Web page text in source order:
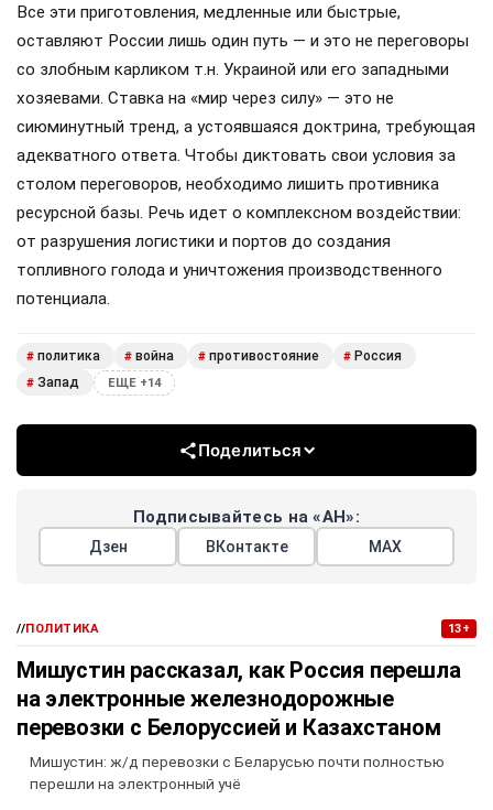
Все эти приготовления, медленные или быстрые,
оставляют России лишь один путь — и это не переговоры
со злобным карликом т.н. Украиной или его западными
хозяевами. Ставка на «мир через силу» — это не
сиюминутный тренд, а устоявшаяся доктрина, требующая
адекватного ответа. Чтобы диктовать свои условия за
столом переговоров, необходимо лишить противника
ресурсной базы. Речь идет о комплексном воздействии:
от разрушения логистики и портов до создания
топливного голода и уничтожения производственного
потенциала.
# политика # война # противостояние # Россия
# Запад ЕЩЕ +14
Поделиться
Подписывайтесь на «АН»:
Дзен ВКонтакте МАХ
//ПОЛИТИКА 13+
Мишустин рассказал, как Россия перешла
на электронные железнодорожные
перевозки с Белоруссией и Казахстаном
Мишустин: ж/д перевозки с Беларусью почти полностью
перешли на электронный учё